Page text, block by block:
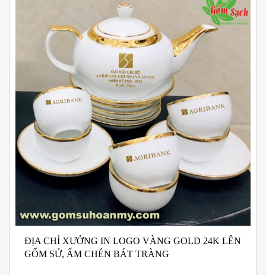
ĐỊA CHỈ XƯỞNG IN LOGO VÀNG GOLD 24K LÊN
GỐM SỨ, ẤM CHÉN BÁT TRÀNG